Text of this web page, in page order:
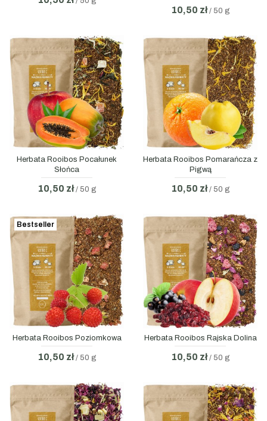
10,50 zł/ 50 g
Herbata Rooibos Pocałunek
Słońca
10,50 zł/ 50 g
Herbata Rooibos Pomarańcza z
Pigwą
10,50 zł/ 50 g
Bestseller
Herbata Rooibos Poziomkowa
10,50 zł/ 50 g
Herbata Rooibos Rajska Dolina
10,50 zł/ 50 g